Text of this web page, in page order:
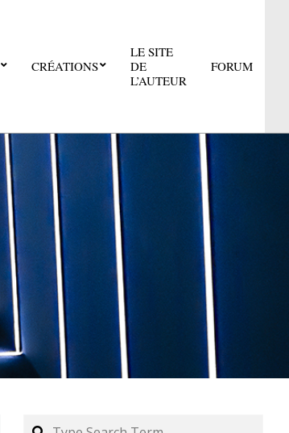
CRÉATIONS
LE SITE
DE
L’AUTEUR
FORUM
Search